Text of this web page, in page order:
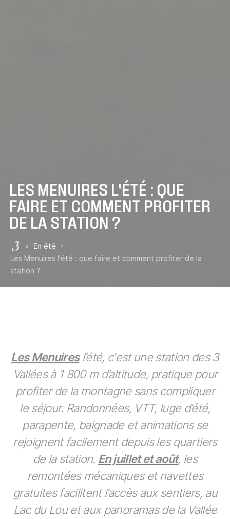
LES MENUIRES L'ÉTÉ : QUE
FAIRE ET COMMENT PROFITER
DE LA STATION ?
Les 3 Vallées
En été
Les Menuires l'été : que faire et comment profiter de la
station ?
Les Menuiresl’été, c'est une station des 3
Vallées à 1 800 m d’altitude, pratique pour
profiter de la montagne sans compliquer
le séjour. Randonnées, VTT, luge d’été,
parapente, baignade et animations se
rejoignent facilement depuis les quartiers
de la station. En juillet et août, les
remontées mécaniques et navettes
gratuites facilitent l’accès aux sentiers, au
Lac du Lou et aux panoramas de la Vallée